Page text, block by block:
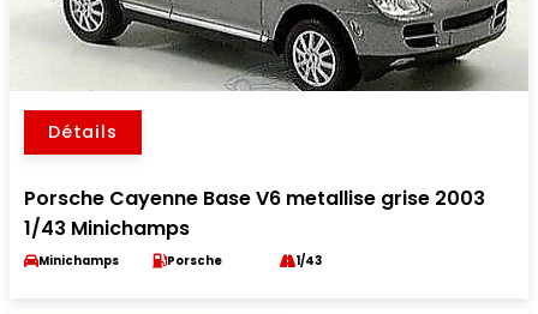
Détails
Porsche Cayenne Base V6 metallise grise 2003
1/43 Minichamps
Minichamps Porsche 1/43